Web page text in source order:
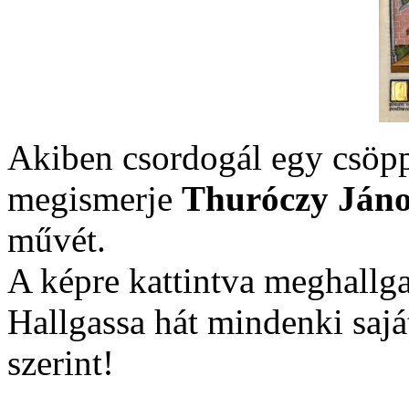
Akiben csordogál egy
megismerje Thuróczy
művét.
A képre kattintva
Hallgassa hát mindenki
szerint!